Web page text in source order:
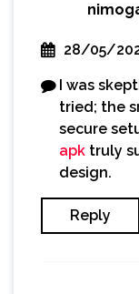
28/05/
I was
tried; the
secure
apk truly
design.
Reply